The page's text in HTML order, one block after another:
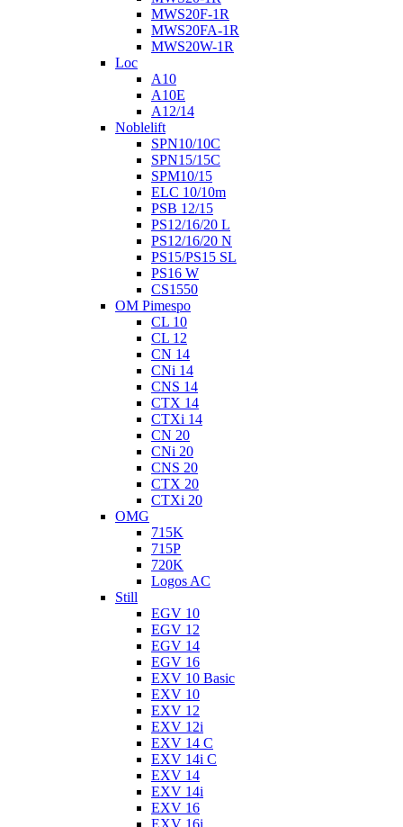
MWS20F-1R
MWS20FA-1R
MWS20W-1R
Loc
A10
A10E
A12/14
Noblelift
SPN10/10C
SPN15/15C
SPM10/15
ELC 10/10m
PSB 12/15
PS12/16/20 L
PS12/16/20 N
PS15/PS15 SL
PS16 W
CS1550
OM Pimespo
CL 10
CL 12
CN 14
CNi 14
CNS 14
CTX 14
CTXi 14
CN 20
CNi 20
CNS 20
CTX 20
CTXi 20
OMG
715K
715P
720K
Logos AC
Still
EGV 10
EGV 12
EGV 14
EGV 16
EXV 10 Basic
EXV 10
EXV 12
EXV 12i
EXV 14 C
EXV 14i C
EXV 14
EXV 14i
EXV 16
EXV 16i